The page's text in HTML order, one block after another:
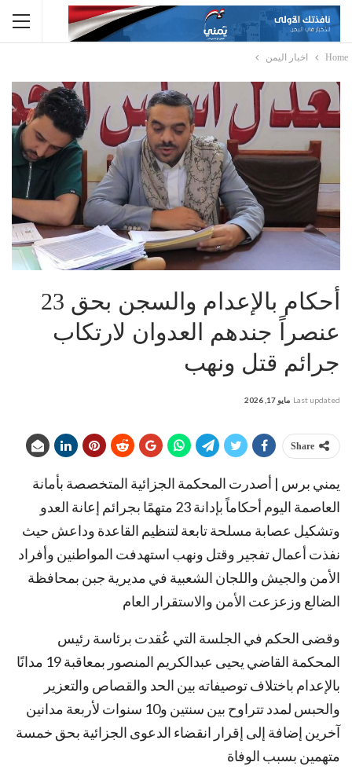
Home اخبار اليمن
أحكام بالإعدام والسجن بحق 23
عنصراً جندهم العدوان لارتكاب
جرائم قتل ونهب
Last updated مايو 17, 2026
Share
يمني برس | أصدرت المحكمة الجزائية المتخصصة بأمانة
العاصمة اليوم أحكاماً بإدانة 23 متهمًا بجرائم إعانة العدو
وتشكيل عصابة مسلحة تابعة لتنظيم القاعدة وداعش حيث
نفذت أعمال تفجير وقتل ونهب استهدفت المواطنين وأفراد
الأمن والجيش واللجان الشعبية في مديرية جبن بمحافظة
الضالع وزعزعت الأمن والاستقرار العام
وقضى الحكم في الجلسة التي عُقدت برئاسة رئيس
المحكمة القاضي يحيى عبدالكريم المنصور بمعاقبة 19 مدانًا
بالإعدام باختلاف توصيفاته بين الحد والقصاص والتعزير
والحبس لمدد تتراوح بين سنتين و10 سنوات لأربعة مدانين
آخرين إضافة إلى إقرار انقضاء الدعوى الجزائية بحق خمسة
متهمين بسبب الوفاة